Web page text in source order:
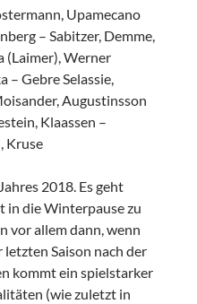
Upamecano
– Sabitzer, Demme,
(Laimer), Werner
– Gebre Selassie,
Augustinsson
Klaassen –
Kruse
2018. Es geht
in die Winterpause zu
vor allem dann, wenn
Saison nach der
kommt ein spielstarker
(wie zuletzt in